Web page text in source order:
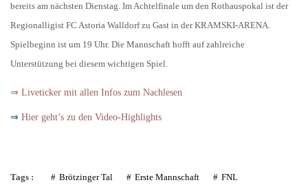
bereits am nächsten Dienstag. Im Achtelfinale um den Rothauspokal ist der
Regionalligist FC Astoria Walldorf zu Gast in der KRAMSKI-ARENA.
Spielbeginn ist um 19 Uhr. Die Mannschaft hofft auf zahlreiche
Unterstützung bei diesem wichtigen Spiel.
⇒ Liveticker mit allen Infos zum Nachlesen
⇒ Hier geht’s zu den Video-Highlights
Tags : Brötzinger Tal Erste Mannschaft FNL